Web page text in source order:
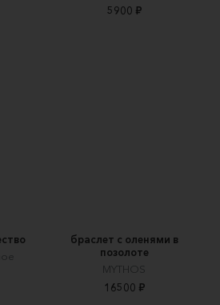
5900 ₽
браслет с оленями в
позолоте
MYTHOS
16500 ₽